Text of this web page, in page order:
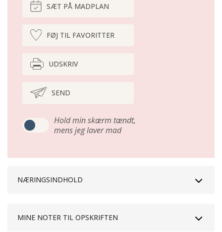
SÆT PÅ MADPLAN
FØJ TIL FAVORITTER
UDSKRIV
SEND
Hold min skærm tændt,
mens jeg laver mad
NÆRINGSINDHOLD
MINE NOTER TIL OPSKRIFTEN